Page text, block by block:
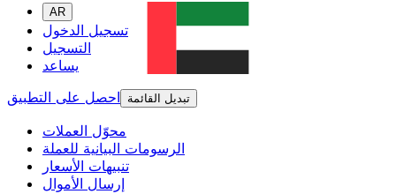
AR
تسجيل الدخول
التسجيل
يساعد
احصل على التطبيق
تبديل القائمة
محوّل العملات
الرسومات البيانية للعملة
تنبيهات الأسعار
إرسال الأموال